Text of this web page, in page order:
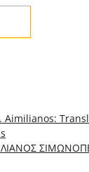
Aimilianos: